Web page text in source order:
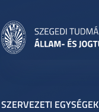
SZERVEZETI EGYSÉGEK